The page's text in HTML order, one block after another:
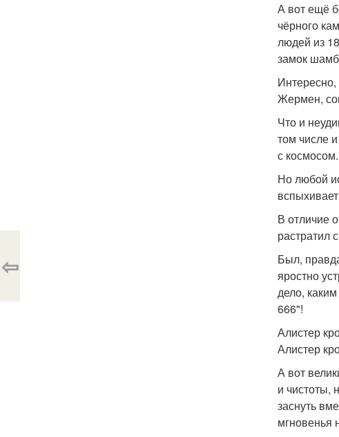
А вот ещё
чёрного
людей из
замок
Жермен,
Что и
том числе
с
Но любой
В отличие
растратил
Был,
яростно
дело,
666"!
Алистер
Алистер
А вот
и чистоты,
заснуть
мгновенья
⇦